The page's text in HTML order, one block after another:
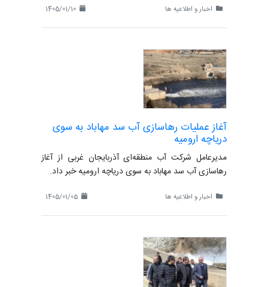
اخبار و اطلاعیه ها
آغاز عملیات رهاسازی آب سد مهاباد به سوی
دریاچه ارومیه
مدیرعامل شرکت آب منطقه‌ای آذربایجان غربی از آغاز
رهاسازی آب سد مهاباد به سوی دریاچه ارومیه خبر داد.
اخبار و اطلاعیه ها